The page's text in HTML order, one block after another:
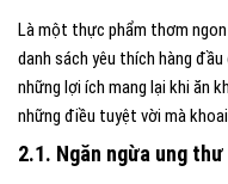
Là một thực phẩm thơm
danh sách yêu thích hàng
những lợi ích mang lại khi ăn
những điều tuyệt vời mà
2.1. Ngăn ngừa ung thư